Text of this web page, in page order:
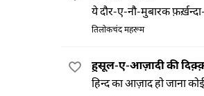
ये दौर-ए-नौ-मुबारक
तिलोकचंद महरूम
हुसूल-ए-आज़ादी की
हिन्द का आज़ाद हो जाना